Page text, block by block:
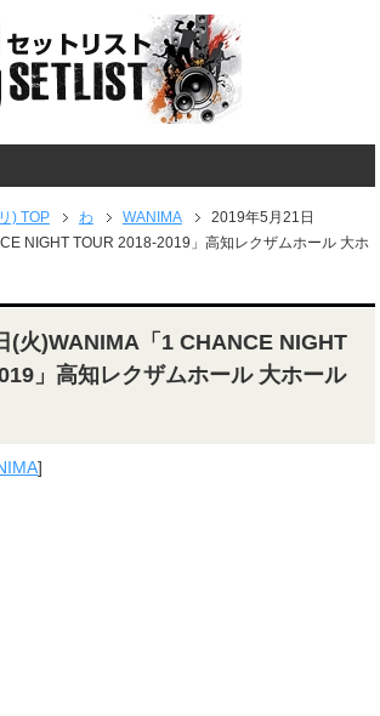
) TOP わ WANIMA
2019年5月21日
NIGHT TOUR 2018-2019」高知レクザムホール 大ホ
(火)WANIMA「1 CHANCE NIGHT
」高知レクザムホール 大ホール
]